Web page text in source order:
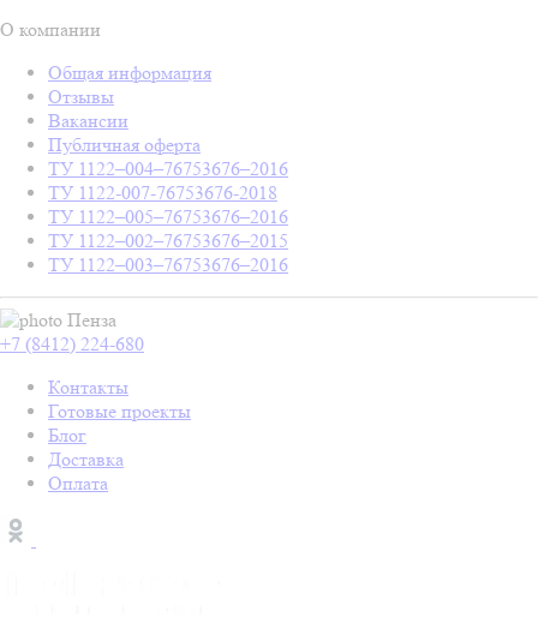
О компании
Общая информация
Отзывы
Вакансии
Публичная оферта
ТУ 1122–004–76753676–2016
ТУ 1122-007-76753676-2018
ТУ 1122–005–76753676–2016
ТУ 1122–002–76753676–2015
ТУ 1122–003–76753676–2016
Пенза
+7 (8412) 224-680
Контакты
Готовые проекты
Блог
Доставка
Оплата